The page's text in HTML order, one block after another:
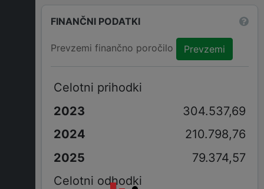
FINANČNI PODATKI
Prevzemi finančno poročilo Prevzemi
Celotni prihodki
304.537,69
210.798,76
79.374,57
Celotni odhodki